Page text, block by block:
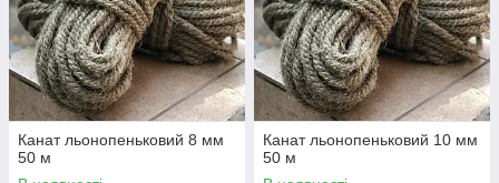
Канат льонопеньковий 8 мм
50 м
Канат льонопеньковий 10 мм
50 м